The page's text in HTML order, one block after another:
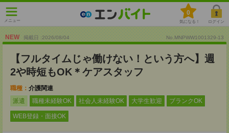
メニュー
0
気になる！ ログイン
NEW 掲載日 :2026/08/04 No.MNPWW1001329-13
【フルタイムじゃ働けない！という方へ】週
2や時短もOK＊ケアスタッフ
職種： 介護関連
派遣
職種未経験OK 社会人未経験OK 大学生歓迎 ブランクOK
WEB登録・面接OK